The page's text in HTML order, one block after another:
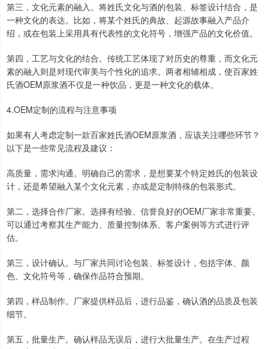
第三，文化元素的融入。将姓氏文化与酒的包装、标签设计结合，是
一种文化的表达。比如，将某个姓氏的典故、起源故事融入产品介
绍，或在包装上采用具有代表性的文化符号，增强产品的文化价值。
第四，工艺与文化的结合。传统工艺体现了对历史的尊重，而文化元
素的融入则是对现代审美与个性化的追求。两者相辅相成，使百家姓
氏酒OEM原浆酒不仅是一种饮品，更是一种文化的载体。
4.OEM定制的流程与注意事项
如果有人考虑定制一款百家姓氏酒OEM原浆酒，应该关注哪些环节？
以下是一些常见流程及建议：
高质量，需求沟通。明确自己的需求，是想要某个特定姓氏的包装设
计，还是希望融入某个文化元素，亦或是定制特殊的包装形式。
第二，选择合作厂家。选择有经验、信誉良好的OEM厂家非常重要。
可以通过考察其生产能力、质量控制体系、客户案例等方式进行评
估。
第三，设计确认。与厂家共同讨论包装、标签设计，包括字体、颜
色、文化符号等，确保作品符合预期。
第四，样品制作。厂家提供样品后，进行品鉴，确认酒的品质及包装
细节。
第五，批量生产。确认样品无误后，进行大批量生产。在生产过程